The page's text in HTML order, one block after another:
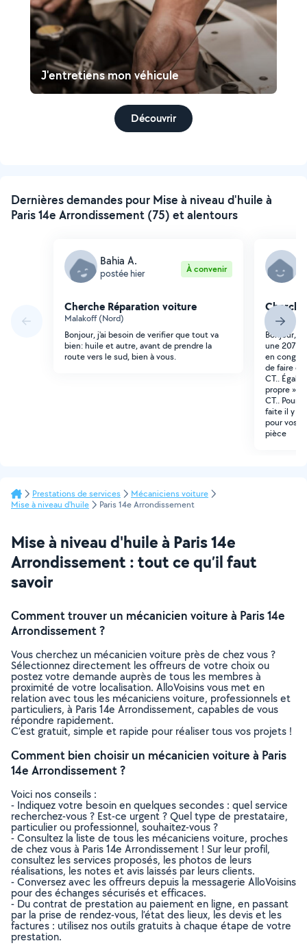
J'entretiens mon véhicule
Découvrir
Dernières demandes pour Mise à niveau d'huile à
Paris 14e Arrondissement (75) et alentours
Bahia A.
postée hier À convenir
Cherche Réparation voiture
Malakoff (Nord)
Bonjour, j'ai besoin de verifier que tout va
bien: huile et autre, avant de prendre la
route vers le sud, bien à vous.
Paris
Bonjour,
une 207
en congés
de faire
CT..
propre »
CT.. Pour
faite il y a
pour vos
pièce
Prestations de services
Mécaniciens voiture
Mise à niveau d'huile
Paris 14e Arrondissement
Mise à niveau d'huile à Paris 14e
Arrondissement : tout ce qu’il faut
savoir
Comment trouver un mécanicien voiture à Paris 14e
Arrondissement ?
Vous cherchez un mécanicien voiture près de chez vous ?
Sélectionnez directement les offreurs de votre choix ou
postez votre demande auprès de tous les membres à
proximité de votre localisation. AlloVoisins vous met en
relation avec tous les mécaniciens voiture, professionnels et
particuliers, à Paris 14e Arrondissement, capables de vous
répondre rapidement.
C’est gratuit, simple et rapide pour réaliser tous vos projets !
Comment bien choisir un mécanicien voiture à Paris
14e Arrondissement ?
Voici nos conseils :
- Indiquez votre besoin en quelques secondes : quel service
recherchez-vous ? Est-ce urgent ? Quel type de prestataire,
particulier ou professionnel, souhaitez-vous ?
- Consultez la liste de tous les mécaniciens voiture, proches
de chez vous à Paris 14e Arrondissement ! Sur leur profil,
consultez les services proposés, les photos de leurs
réalisations, les notes et avis laissés par leurs clients.
- Conversez avec les offreurs depuis la messagerie AlloVoisins
pour des échanges sécurisés et efficaces.
- Du contrat de prestation au paiement en ligne, en passant
par la prise de rendez-vous, l’état des lieux, les devis et les
factures : utilisez nos outils gratuits à chaque étape de votre
prestation.